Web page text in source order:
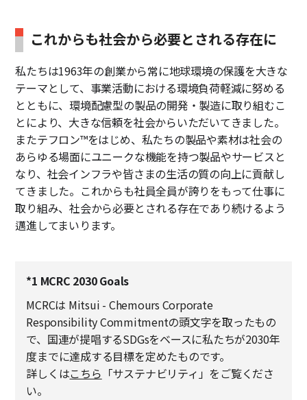
これからも社会から必要とされる存在に
私たちは1963年の創業から常に地球環境の保護を大きな
テーマとして、事業活動における環境負荷軽減に努める
とともに、環境配慮型の製品の開発・製造に取り組むこ
とにより、大きな信頼を社会からいただいてきました。
またテフロン™をはじめ、私たちの製品や素材は社会の
あらゆる場面にユニークな機能を持つ製品やサービスと
なり、社会インフラや皆さまの生活の質の向上に貢献し
てきました。これからも社員全員が誇りをもって仕事に
取り組み、社会から必要とされる存在であり続けるよう
邁進してまいります。
*1 MCRC 2030 Goals
MCRCは Mitsui - Chemours Corporate
Responsibility Commitmentの頭文字を取ったもの
で、国連が提唱するSDGsをベースに私たちが2030年
度までに達成する目標を定めたものです。
詳しくはこちら 「サステナビリティ」をご覧くださ
い。